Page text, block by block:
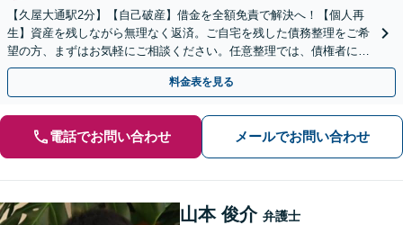
【久屋大通駅2分】【自己破産】借金を全額免責で解決へ！【個人再
生】資産を残しながら無理なく返済。ご自宅を残した債務整理をご希
望の方、まずはお気軽にご相談ください。任意整理では、債権者に対
して粘り強く交渉いたします！
料金表を見る
電話でお問い合わせ メールでお問い合わせ
山本 俊介 弁護士